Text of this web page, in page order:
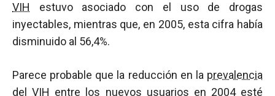
VIH estuvo asociado con el uso de drogas
inyectables, mientras que, en 2005, esta cifra había
disminuido al 56,4%.
Parece probable que la reducción en la prevalencia
delVIH entre los nuevos usuarios en 2004 esté